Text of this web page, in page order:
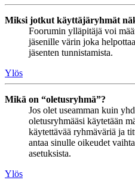
Miksi jotkut käyttäjäryhmät
Foorumin ylläpitäjä voi
jäsenille värin joka
jäsenten tunnistamista.
Ylös
Mikä on “oletusryhmä”?
Jos olet useamman kuin
oletusryhmääsi käytetään
käytettävää ryhmäväriä ja
antaa sinulle oikeudet
asetuksista.
Ylös